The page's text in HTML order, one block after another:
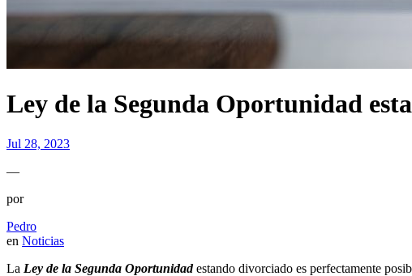
Ley de la Segunda Oportunidad
Jul 28, 2023
—
por
Pedro
en Noticias
La Ley de la Segunda Oportunidadestando divorciado es perfectamente